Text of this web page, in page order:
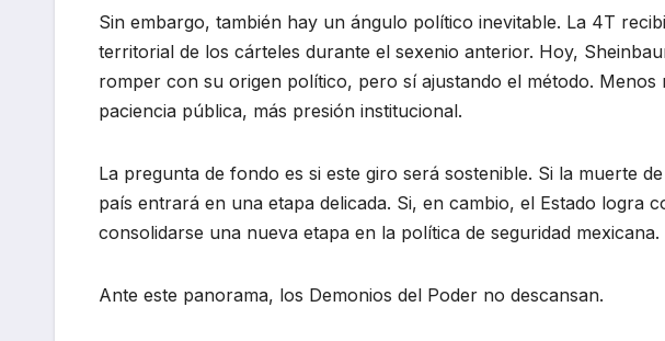
Sin embargo, también hay un ángulo político inevitable. La 4T
territorial de los cárteles durante el sexenio anterior. Hoy,
romper con su origen político, pero sí ajustando el método.
paciencia pública, más presión institucional.
La pregunta de fondo es si este giro será sostenible. Si la muerte
país entrará en una etapa delicada. Si, en cambio, el Estado logra
consolidarse una nueva etapa en la política de seguridad mexicana.
Ante este panorama, los Demonios del Poder no descansan.